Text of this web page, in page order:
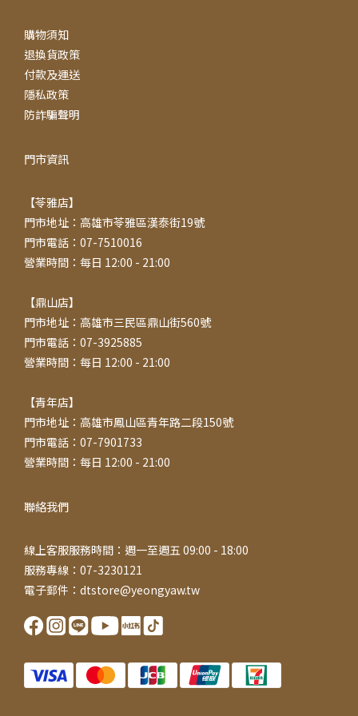
購物須知
退換貨政策
付款及運送
隱私政策
防詐騙聲明
門市資訊
【苓雅店】
門市地址：高雄市苓雅區漢泰街19號
門市電話：07-7510016
營業時間：每日 12:00 - 21:00
【鼎山店】
門市地址：高雄市三民區鼎山街560號
門市電話：07-3925885
營業時間：每日 12:00 - 21:00
【青年店】
門市地址：高雄市鳳山區青年路二段150號
門市電話：07-7901733
營業時間：每日 12:00 - 21:00
聯絡我們
線上客服服務時間：週一至週五 09:00 - 18:00
服務專線：07-3230121
電子郵件：dtstore@yeongyaw.tw